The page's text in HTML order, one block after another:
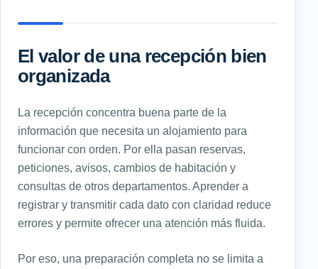
El valor de una recepción bien
organizada
La recepción concentra buena parte de la
información que necesita un alojamiento para
funcionar con orden. Por ella pasan reservas,
peticiones, avisos, cambios de habitación y
consultas de otros departamentos. Aprender a
registrar y transmitir cada dato con claridad reduce
errores y permite ofrecer una atención más fluida.
Por eso, una preparación completa no se limita a